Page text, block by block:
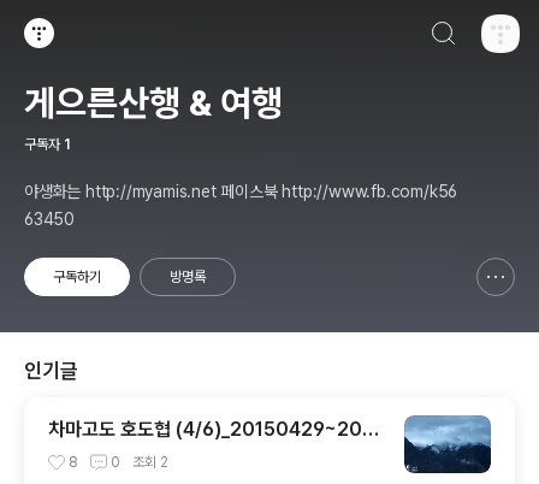
게으른산행 & 여행
구독자 1
야생화는 http://myamis.net 페이스북 http://www.fb.com/k56
63450
구독하기 방명록
인기글
차마고도 호도협 (4/6)_20150429~2015
0430
8 0 조회 2